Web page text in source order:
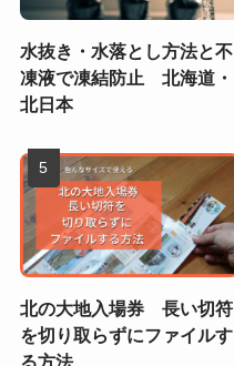
水抜き・水落とし方法と不
凍液で凍結防止 北海道・
北日本
北の大地入場券 長い切符
を切り取らずにファイルす
る方法